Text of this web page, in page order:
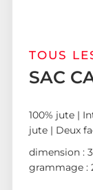
TOUS
SAC
100% jute |
jute | Deux
dimension :
grammage :